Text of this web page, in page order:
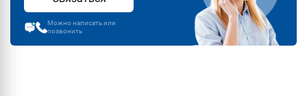
Можно написать или
позвонить